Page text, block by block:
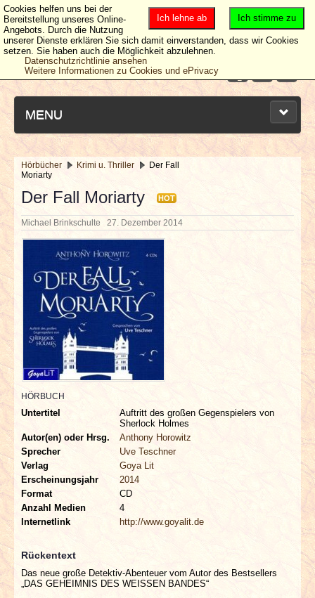
MENU
NEUESTE ARTIKEL
NEWS & DATES
BERICHTE
VERLOSUNGEN
INTERVIEWS
SPECIALS
REDAKTION
LINKS
ARCHIV
Hörbücher Krimi u. Thriller
Der Fall
Moriarty
Der Fall Moriarty HOT
Michael Brinkschulte 27. Dezember 2014
HÖRBUCH
Untertitel
Auftritt des großen Gegenspielers von
Sherlock Holmes
Autor(en) oder Hrsg.
Anthony Horowitz
Sprecher
Uve Teschner
Verlag
Goya Lit
Erscheinungsjahr
2014
Format
CD
Anzahl Medien
4
Internetlink
http://www.goyalit.de
Rückentext
Das neue große Detektiv-Abenteuer vom Autor des Bestsellers
„DAS GEHEIMNIS DES WEISSEN BANDES“
Ich stimme zu
Ich lehne ab
Cookies helfen uns bei der
Bereitstellung unseres Online-
Angebots. Durch die Nutzung
unserer Dienste erklären Sie sich damit einverstanden, dass wir Cookies
setzen. Sie haben auch die Möglichkeit abzulehnen.
Datenschutzrichtlinie ansehen
Weitere Informationen zu Cookies und ePrivacy